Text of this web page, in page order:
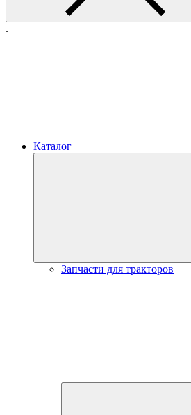
.
Каталог
Запчасти для тракторов